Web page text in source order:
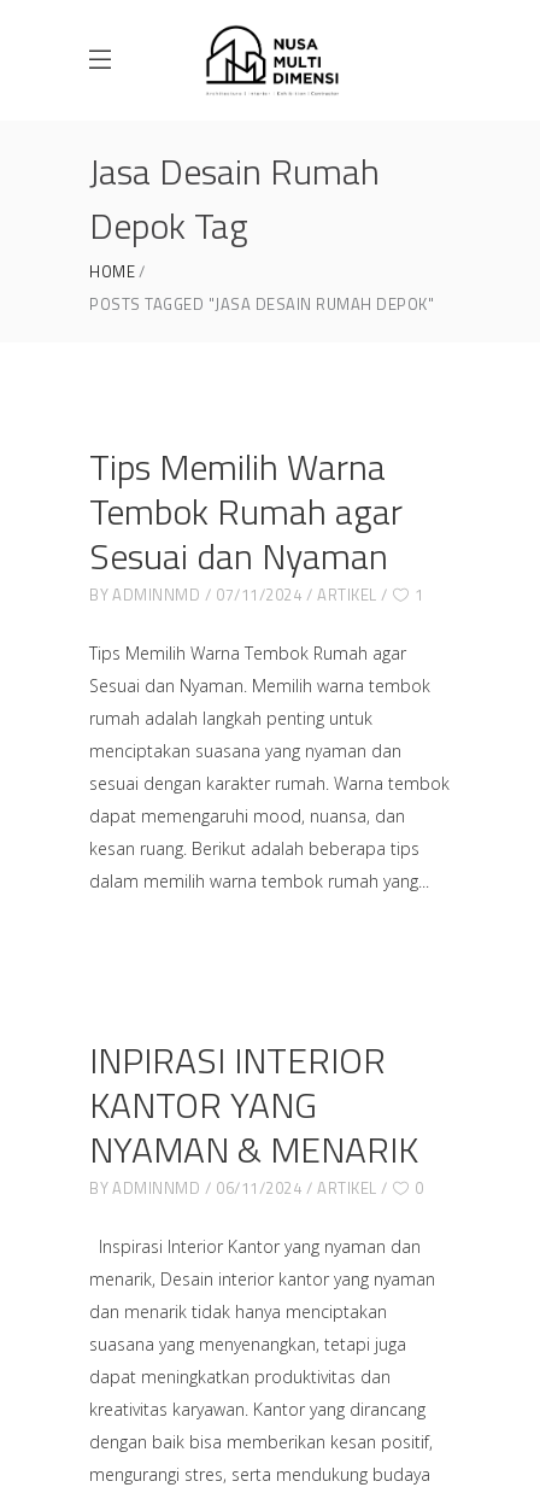
Jasa Desain Rumah
Depok Tag
HOME
POSTS TAGGED "JASA DESAIN RUMAH DEPOK"
Tips Memilih Warna
Tembok Rumah agar
Sesuai dan Nyaman
BYADMINNMD 07/11/2024 ARTIKEL 1
Tips Memilih Warna Tembok Rumah agar
Sesuai dan Nyaman. Memilih warna tembok
rumah adalah langkah penting untuk
menciptakan suasana yang nyaman dan
sesuai dengan karakter rumah. Warna tembok
dapat memengaruhi mood, nuansa, dan
kesan ruang. Berikut adalah beberapa tips
dalam memilih warna tembok rumah yang
INPIRASI INTERIOR
KANTOR YANG
NYAMAN & MENARIK
BYADMINNMD 06/11/2024 ARTIKEL 0
Inspirasi Interior Kantor yang nyaman dan
menarik, Desain interior kantor yang nyaman
dan menarik tidak hanya menciptakan
suasana yang menyenangkan, tetapi juga
dapat meningkatkan produktivitas dan
kreativitas karyawan. Kantor yang dirancang
dengan baik bisa memberikan kesan positif,
mengurangi stres, serta mendukung budaya